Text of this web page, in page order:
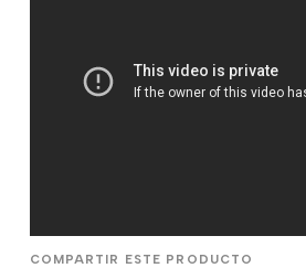
COMPARTIR ESTE PRODUCTO